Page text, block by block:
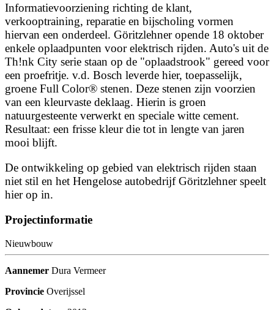
Informatievoorziening richting de klant,
verkooptraining, reparatie en bijscholing vormen
hiervan een onderdeel. Göritzlehner opende 18 oktober
enkele oplaadpunten voor elektrisch rijden. Auto's uit de
Th!nk City serie staan op de "oplaadstrook" gereed voor
een proefritje. v.d. Bosch leverde hier, toepasselijk,
groene Full Color® stenen. Deze stenen zijn voorzien
van een kleurvaste deklaag. Hierin is groen
natuurgesteente verwerkt en speciale witte cement.
Resultaat: een frisse kleur die tot in lengte van jaren
mooi blijft.
De ontwikkeling op gebied van elektrisch rijden staan
niet stil en het Hengelose autobedrijf Göritzlehner speelt
hier op in.
Projectinformatie
Nieuwbouw
Aannemer Dura Vermeer
Provincie Overijssel